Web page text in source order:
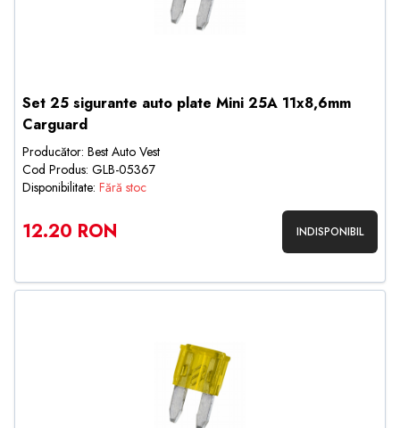
Set 25 sigurante auto plate Mini 25A 11x8,6mm
Carguard
Producător: Best Auto Vest
Cod Produs: GLB-05367
Disponibilitate: Fără stoc
12.20 RON INDISPONIBIL